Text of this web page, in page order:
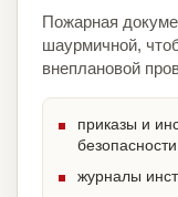
Пожарная
шаурмичной,
внеплановой
приказы и
безопасности
журналы